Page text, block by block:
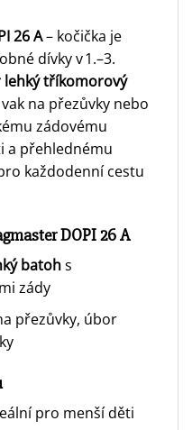
26 A– kočička je
dívky v 1.–3.
lehký tříkomorový
na přezůvky nebo
zádovému
a přehlednému
každodenní cestu
DOPI 26 A
batohs
zády
přezůvky, úbor
pro menší děti